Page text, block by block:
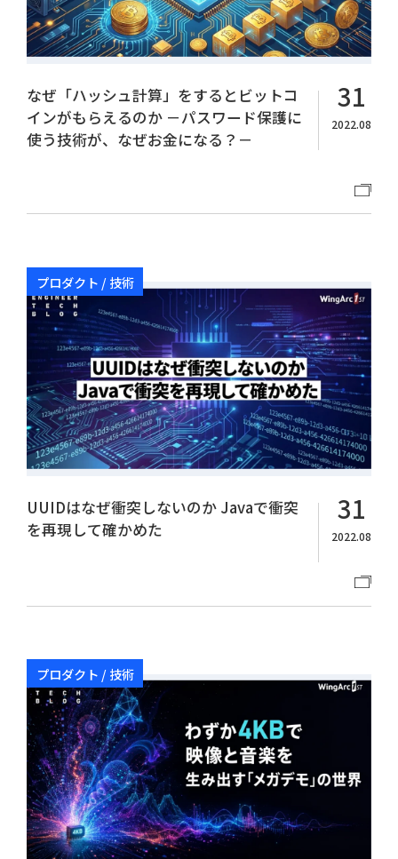
なぜ「ハッシュ計算」をするとビットコ
インがもらえるのか －パスワード保護に
使う技術が、なぜお金になる？－
31
2022.08
プロダクト / 技術
UUIDはなぜ衝突しないのか Javaで衝突
を再現して確かめた
31
2022.08
プロダクト / 技術